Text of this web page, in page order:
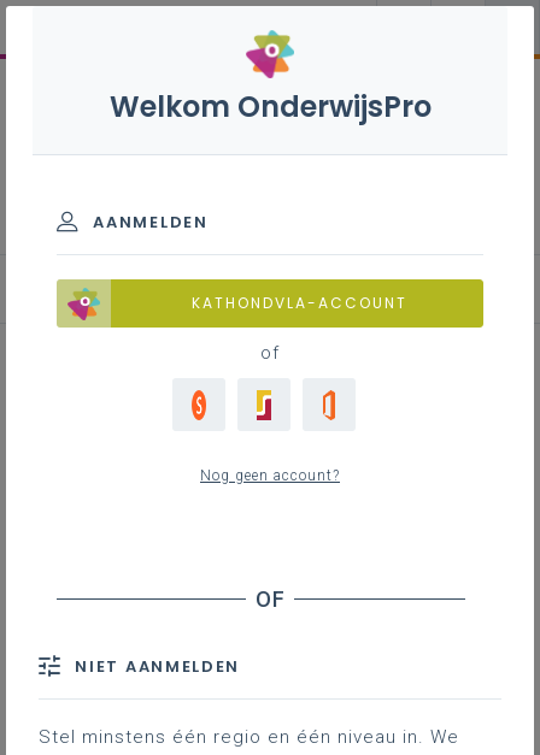
Visie op leiderschap
Welkom OnderwijsPro
AANMELDEN
KATHONDVLA-ACCOUNT
of
Nog geen account?
NIET AANMELDEN
Stel minstens één regio en één niveau in. We